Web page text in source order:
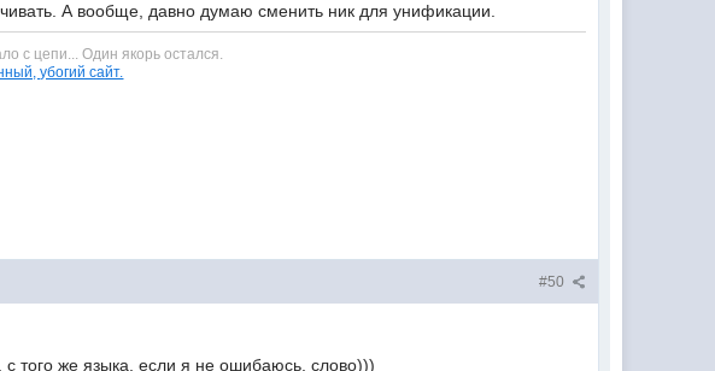
А вообще, давно думаю сменить ник для унификации.
с цепи... Один якорь остался.
убогий сайт.
#50
того же языка, если я не ошибаюсь, слово)))